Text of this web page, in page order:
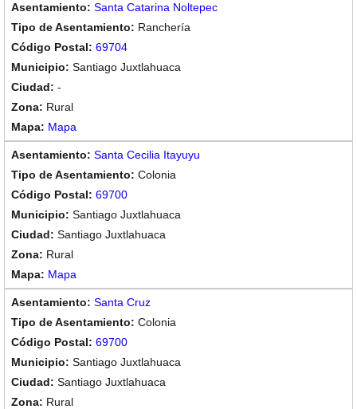
Santa Catarina Noltepec
Ranchería
69704
Santiago Juxtlahuaca
-
Rural
Mapa
Santa Cecilia Itayuyu
Colonia
69700
Santiago Juxtlahuaca
Santiago Juxtlahuaca
Rural
Mapa
Santa Cruz
Colonia
69700
Santiago Juxtlahuaca
Santiago Juxtlahuaca
Rural